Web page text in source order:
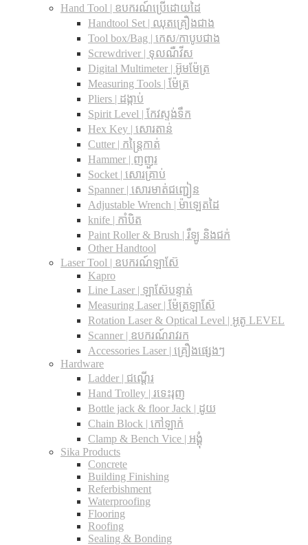
Hand Tool | ឧបករណ៍ប្រើដោយដៃ
Handtool Set | ឈុតគ្រឿងជាង
Tool box/Bag | កេស/កាបូបជាង
Screwdriver | ទុលណឺវីស
Digital Multimeter | អ៊ូមម៉ែត្រ
Measuring Tools | ម៉ែត្រ
Pliers | ដង្កាប់
Spirit Level | កែវស្ទង់ទឹក
Hex Key | សោរតាន់
Cutter | កន្រ្តៃកាត់
Hammer | ញញួរ
Socket | សោរគ្រាប់
Spanner |​ សោរមាត់ជញ្ជៀន
Adjustable Wrench |​ ម៉ាឡេតដៃ
knife | កាំបិត
Paint Roller & Brush | រឺឡូ និងជក់
Other Handtool
Laser Tool | ឧបករណ៍ឡាស៊ែ
Kapro
Line Laser | ឡាស៊ែបន្ទាត់
Measuring Laser | ម៉ែត្រឡាស៊ែ
Rotation Laser & Optical Level | អូតូ LEVEL
Scanner | ឧបករណ៍រាវរក
Accessories Laser | គ្រឿងផ្សេងៗ
Hardware
Ladder | ជណ្តើរ
Hand Trolley | រទេះរុញ
Bottle jack & floor Jack​ | ដូយ
Chain Block | កៅឡាក់
Clamp & Bench Vice | អង្គុំ
Sika Products
Concrete
Building Finishing
Referbishment
Waterproofing
Flooring
Roofing
Sealing & Bonding